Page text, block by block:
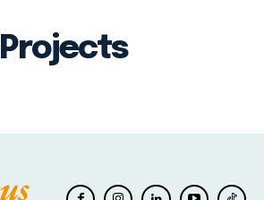
Projects